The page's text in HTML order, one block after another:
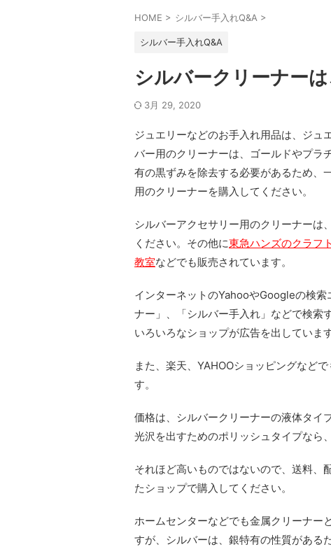
HOME > シルバー手入れQ&A >
シルバー手入れQ&A
シルバークリーナー
3月 29, 2020
ジュエリーなどのお手入れ用品は、ジュ
バー用のクリーナーは、ゴールドやプラ
有の黒ずみを除去する必要があるため、
用のクリーナーを購入してください。
シルバーアクセサリー用のクリーナーは
ください。その他に東急ハンズのクラフ
教室などでも販売されています。
インターネットのYahooやGoogleの検
ナー」、「シルバー手入れ」などで検索す
いろいろなショップが広告を出しています
また、楽天、YAHOOショッピングなど
す。
価格は、シルバークリーナーの液体タイ
光沢を出すためのポリッシュタイプなら
それほど高いものではないので、送料、
たショップで購入してください。
ホームセンターなどでも金属クリーナー
すが、シルバーは、銀特有の性質がある